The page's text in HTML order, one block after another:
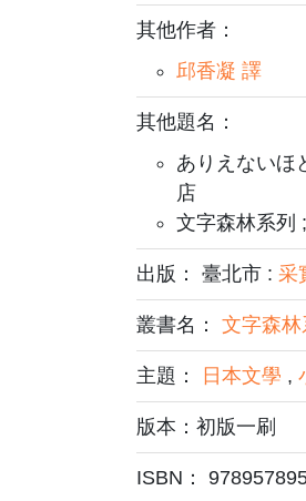
其他作者：
邱香凝 譯
其他題名：
ありえないほ
店
文字森林系列 ;
出版： 臺北市 :采
叢書名：文字森
主題： 日本文學 ,
版本：初版一刷
ISBN：